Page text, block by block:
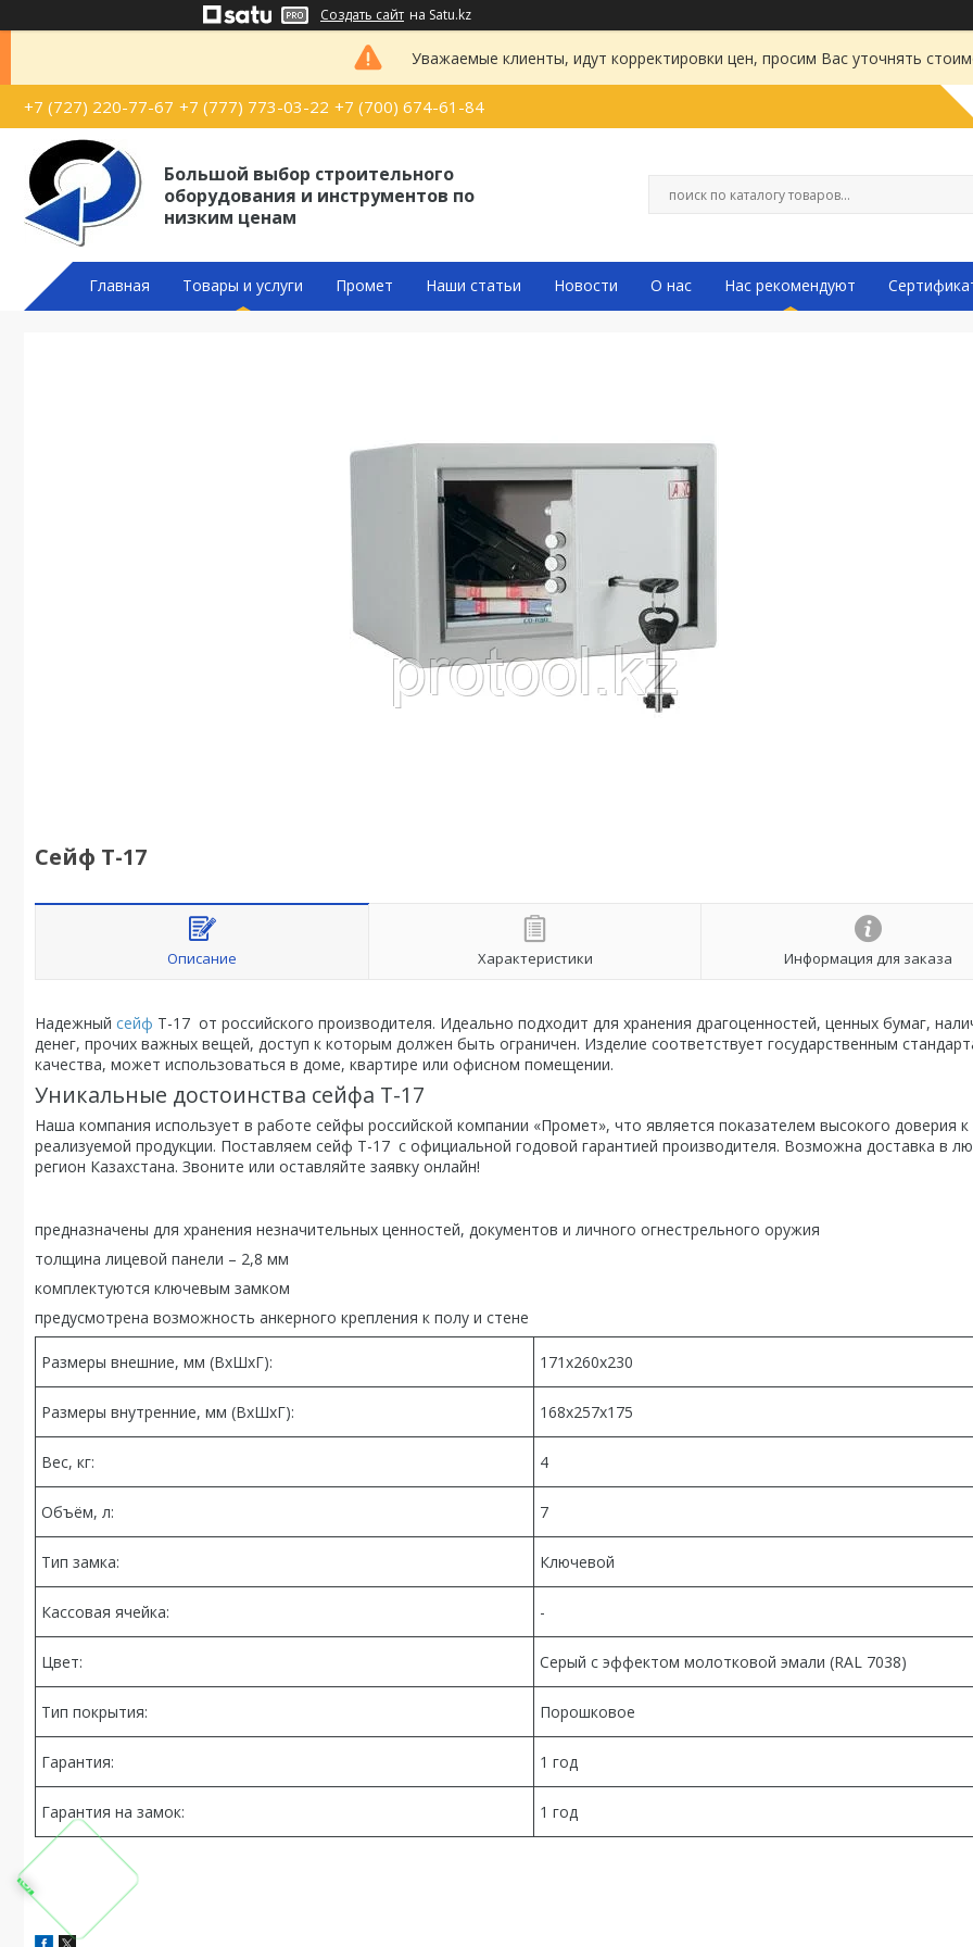
Создать сайт на Satu.kz
Уважаемые клиенты, идут корректировки цен, просим Вас уточнять
+7 (727) 220-77-67 +7 (777) 773-03-22 +7 (700) 674-61-84
Большой выбор строительного
оборудования и инструментов по
низким ценам
Главная Товары и услуги Промет Наши статьи Новости О нас Нас рекомендуют
Сейф T-17
Описание Характеристики Информация для заказа
Надежный сейф T-17 от российского производителя. Идеально подходит для хранения драгоценностей, ценных бумаг,
денег, прочих важных вещей, доступ к которым должен быть ограничен. Изделие соответствует государственным
качества, может использоваться в доме, квартире или офисном помещении.
Уникальные достоинства сейфа T-17
Наша компания использует в работе сейфы российской компании «Промет», что является показателем высокого доверия к
реализуемой продукции. Поставляем сейф T-17 с официальной годовой гарантией производителя. Возможна доставка в
регион Казахстана. Звоните или оставляйте заявку онлайн!
предназначены для хранения незначительных ценностей, документов и личного огнестрельного оружия
толщина лицевой панели – 2,8 мм
комплектуются ключевым замком
предусмотрена возможность анкерного крепления к полу и стене
Размеры внешние, мм (ВхШхГ): 171x260x230
Размеры внутренние, мм (ВхШхГ): 168x257x175
Вес, кг: 4
Объём, л: 7
Тип замка: Ключевой
Кассовая ячейка: -
Цвет: Серый с эффектом молотковой эмали (RAL 7038)
Тип покрытия: Порошковое
Гарантия: 1 год
Гарантия на замок: 1 год